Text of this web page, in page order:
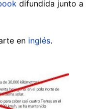
difundida junto a
en inglés.